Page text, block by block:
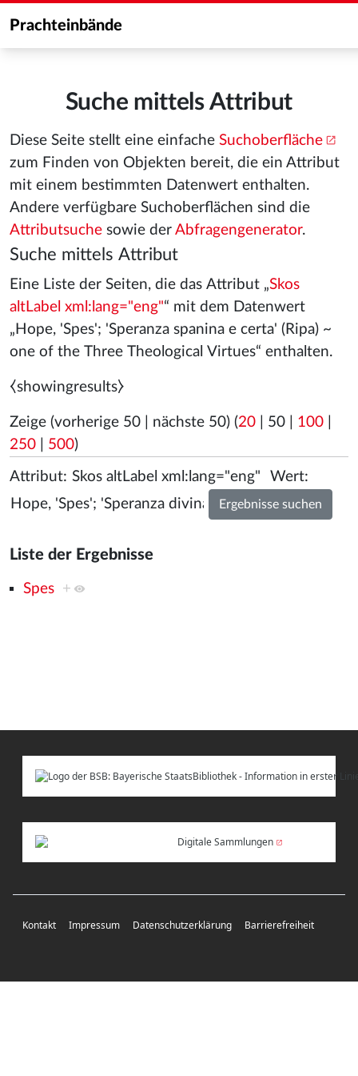
Prachteinbände
Suche mittels Attribut
Diese Seite stellt eine einfache Suchoberfläche
zum Finden von Objekten bereit, die ein Attribut
mit einem bestimmten Datenwert enthalten.
Andere verfügbare Suchoberflächen sind die
Attributsuche sowie der Abfragengenerator.
Suche mittels Attribut
Eine Liste der Seiten, die das Attribut „Skos
altLabel xml:lang="eng"“ mit dem Datenwert
„Hope, 'Spes'; 'Speranza spanina e certa' (Ripa) ~
one of the Three Theological Virtues“ enthalten.
⧼showingresults⧽
Zeige (vorherige 50 nächste 50) (20 50 100
250
500)
Attribut: Wert:
Liste der Ergebnisse
Spes +
Digitale Sammlungen
Kontakt Impressum Datenschutzerklärung Barrierefreiheit